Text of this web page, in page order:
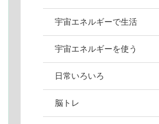
宇宙エネルギーで生活
宇宙エネルギーを使う
日常いろいろ
脳トレ